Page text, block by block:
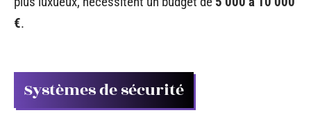
€.
Systèmes de sécurité